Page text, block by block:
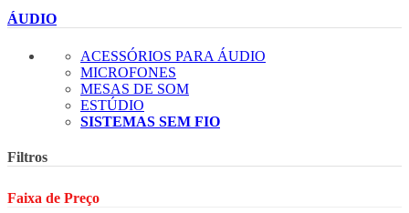
ÁUDIO
ACESSÓRIOS PARA ÁUDIO
MICROFONES
MESAS DE SOM
ESTÚDIO
SISTEMAS SEM FIO
Filtros
Faixa de Preço